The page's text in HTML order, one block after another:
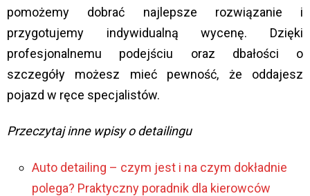
pomożemy dobrać najlepsze rozwiązanie i
przygotujemy indywidualną wycenę. Dzięki
profesjonalnemu podejściu oraz dbałości o
szczegóły możesz mieć pewność, że oddajesz
pojazd w ręce specjalistów.
Przeczytaj inne wpisy o detailingu
Auto detailing – czym jest i na czym dokładnie
polega? Praktyczny poradnik dla kierowców